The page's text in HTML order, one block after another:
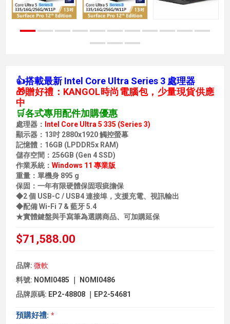
👍搭載最新 Intel Core Ultra Series 3 處理器
🎁贈好禮：KANGOL時尚電腦包，少量現貨供應
中
🛒各式專用配件加購優惠
處理器：
Intel Core Ultra 5 335 (Series 3)
顯示器：13吋 2880x1920 觸控螢幕
記憶體：16GB (LPDDR5x RAM)
儲存空間：256GB (Gen 4 SSD)
作業系統： Windows 11 專業版
重量：單機身 895 g
保固：一年有限硬體保固瑕疵擔保
◆2 個 USB-C / USB4 連接埠，支援充電、視訊輸出
◆配備 Wi-Fi 7 & 藍牙 5.4
★實體鍵盤與手寫筆為選購商品、可加購延保
$71,588.00
品牌: 微軟
料號: NOMI0485 ｜ NOMI0486
品牌原碼: EP2-48808 ｜EP2-54681
預購好禮: *